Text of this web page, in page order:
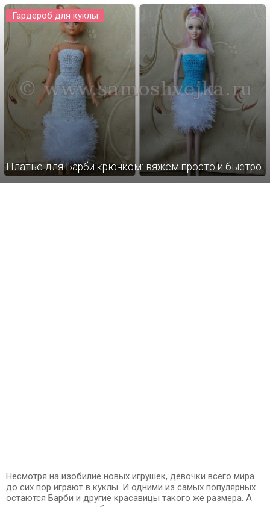
Гардероб для куклы
Платье для Барби крючком: вяжем просто и быстро
Несмотря на изобилие новых игрушек, девочки всего мира
до сих пор играют в куклы. И одними из самых популярных
остаются Барби и другие красавицы такого же размера. А